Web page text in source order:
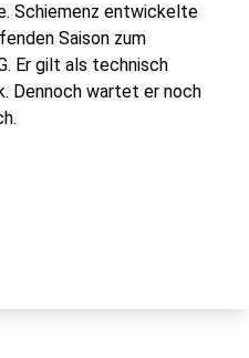
Schiemenz entwickelte
Saison zum
Er gilt als technisch
Dennoch wartet er noch